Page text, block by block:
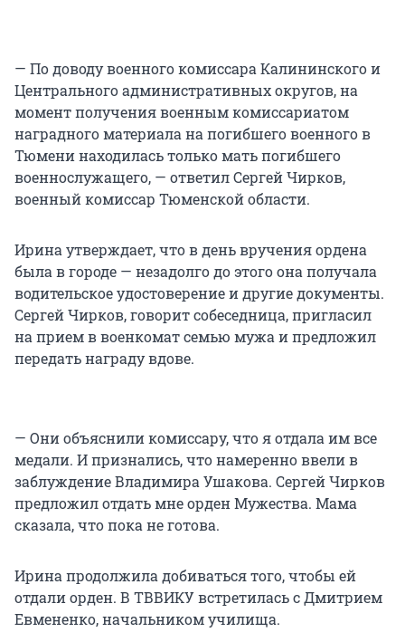
— По доводу военного комиссара Калининского и
Центрального административных округов, на
момент получения военным комиссариатом
наградного материала на погибшего военного в
Тюмени находилась только мать погибшего
военнослужащего, — ответил Сергей Чирков,
военный комиссар Тюменской области.
Ирина утверждает, что в день вручения ордена
была в городе — незадолго до этого она получала
водительское удостоверение и другие документы.
Сергей Чирков, говорит собеседница, пригласил
на прием в военкомат семью мужа и предложил
передать награду вдове.
— Они объяснили комиссару, что я отдала им все
медали. И признались, что намеренно ввели в
заблуждение Владимира Ушакова. Сергей Чирков
предложил отдать мне орден Мужества. Мама
сказала, что пока не готова.
Ирина продолжила добиваться того, чтобы ей
отдали орден. В ТВВИКУ встретилась с Дмитрием
Евмененко, начальником училища.